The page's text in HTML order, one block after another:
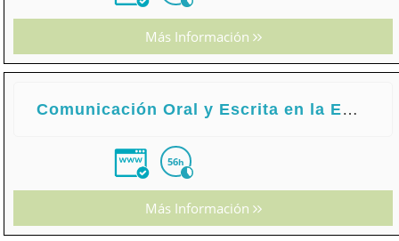
Más Información
Comunicación Oral y Escrita en la Empresa
56h
Más Información